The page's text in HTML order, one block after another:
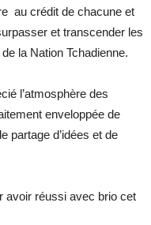
au crédit de chacune et
et transcender les
la Nation Tchadienne.
l’atmosphère des
enveloppée de
partage d’idées et de
réussi avec brio cet